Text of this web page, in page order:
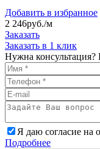
Добавить в избранное
2 246руб./м
Заказать
Заказать в 1 клик
Нужна
Я даю согласие на
Подробнее